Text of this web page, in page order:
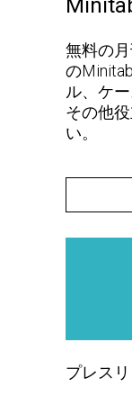
無料の
の
ル、ケ
その他
い。
プレス